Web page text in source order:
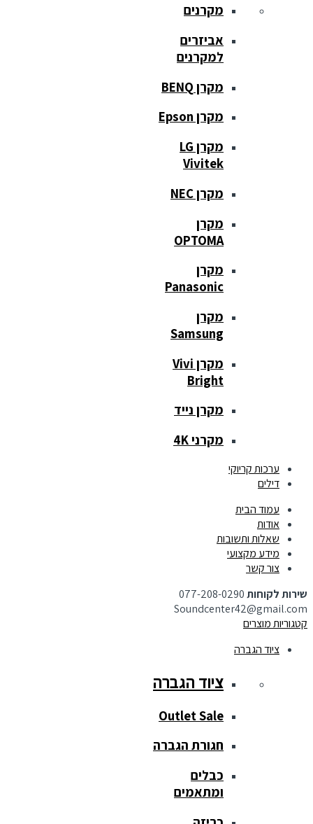
מקרנים
אביזרים
למקרנים
מקרן BENQ
מקרן Epson
מקרן LG
Vivitek
מקרן NEC
מקרן
OPTOMA
מקרן
Panasonic
מקרן
Samsung
מקרן Vivi
Bright
מקרן נייד
מקרני 4K
ערכות קריוקי
דילים
עמוד הבית
אודות
שאלות ותשובות
מידע מקצועי
צור קשר
שירות לקוחות077-208-0290
Soundcenter42@gmail.com
קטגוריות מוצרים
ציוד הגברה
ציוד הגברה
Outlet Sale
חגורת הגברה
כבלים
ומתאמים